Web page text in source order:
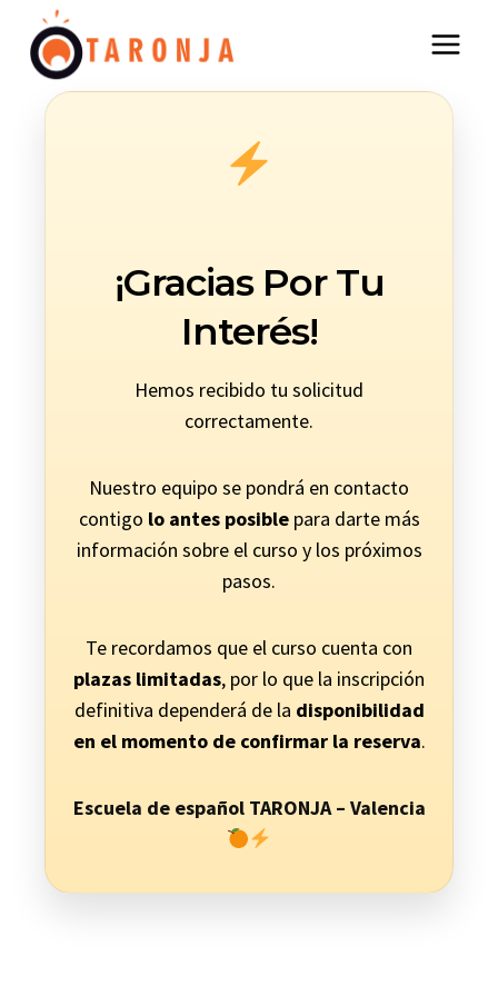
Saltar
contenido
¡Gracias Por Tu
Interés!
Hemos recibido tu solicitud
correctamente.
Nuestro equipo se pondrá en contacto
contigo lo antes posiblepara darte más
información sobre el curso y los próximos
pasos.
Te recordamos que el curso cuenta con
plazas limitadas, por lo que la inscripción
definitiva dependerá de la disponibilidad
en el momento de confirmar la reserva.
Escuela de español TARONJA– Valencia